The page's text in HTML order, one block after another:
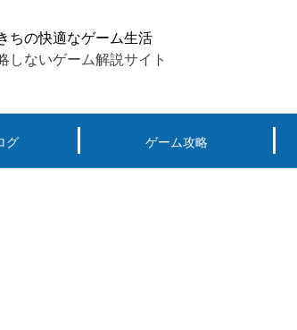
ちの快適なゲーム生活
しないゲーム解説サイト
グ ゲーム攻略